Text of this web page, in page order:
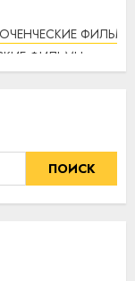
ФИЛЬМЫ
ФИЛЬМЫ
чужой
г.)